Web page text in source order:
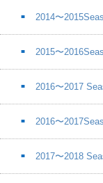
2014〜
2015〜
2016〜2017
2016〜
2017〜2018